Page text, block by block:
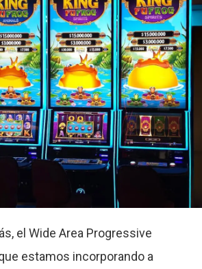
el Wide Area Progressive
estamos incorporando a